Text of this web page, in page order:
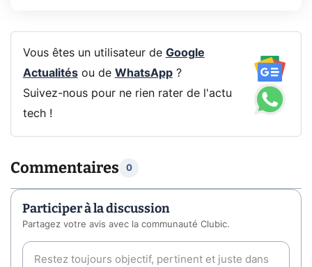
Vous êtes un utilisateur de Google
Actualitésou de WhatsApp?
Suivez-nous pour ne rien rater de l'actu
tech !
Commentaires 0
Participer à la discussion
Partagez votre avis avec la communauté Clubic.